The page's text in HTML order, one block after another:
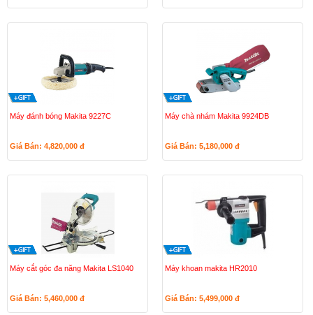
Máy đánh bóng Makita 9227C
Giá Bán: 4,820,000 đ
Máy chà nhám Makita 9924DB
Giá Bán: 5,180,000 đ
Máy cắt góc đa năng Makita LS1040
Giá Bán: 5,460,000 đ
Máy khoan makita HR2010
Giá Bán: 5,499,000 đ